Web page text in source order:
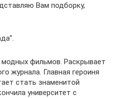
Вам подборку,
фильмов. Раскрывает
журнала. Главная героиня
стать знаменитой
университет с